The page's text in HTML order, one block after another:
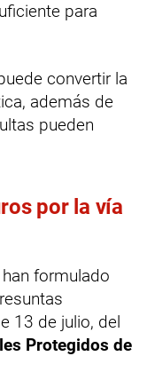
para
convertir la
además de
pueden
por la vía
formulado
13 de julio, del
Protegidos de